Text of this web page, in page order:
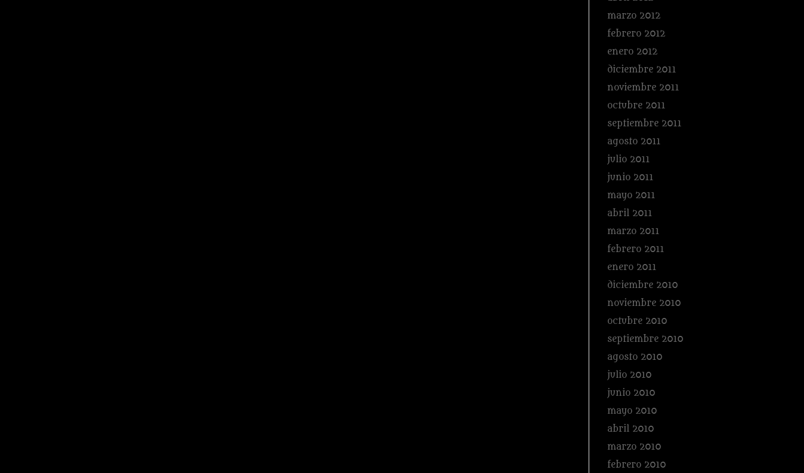
marzo 2012
febrero 2012
enero 2012
diciembre 2011
noviembre 2011
octubre 2011
septiembre 2011
agosto 2011
julio 2011
junio 2011
mayo 2011
abril 2011
marzo 2011
febrero 2011
enero 2011
diciembre 2010
noviembre 2010
octubre 2010
septiembre 2010
agosto 2010
julio 2010
junio 2010
mayo 2010
abril 2010
marzo 2010
febrero 2010